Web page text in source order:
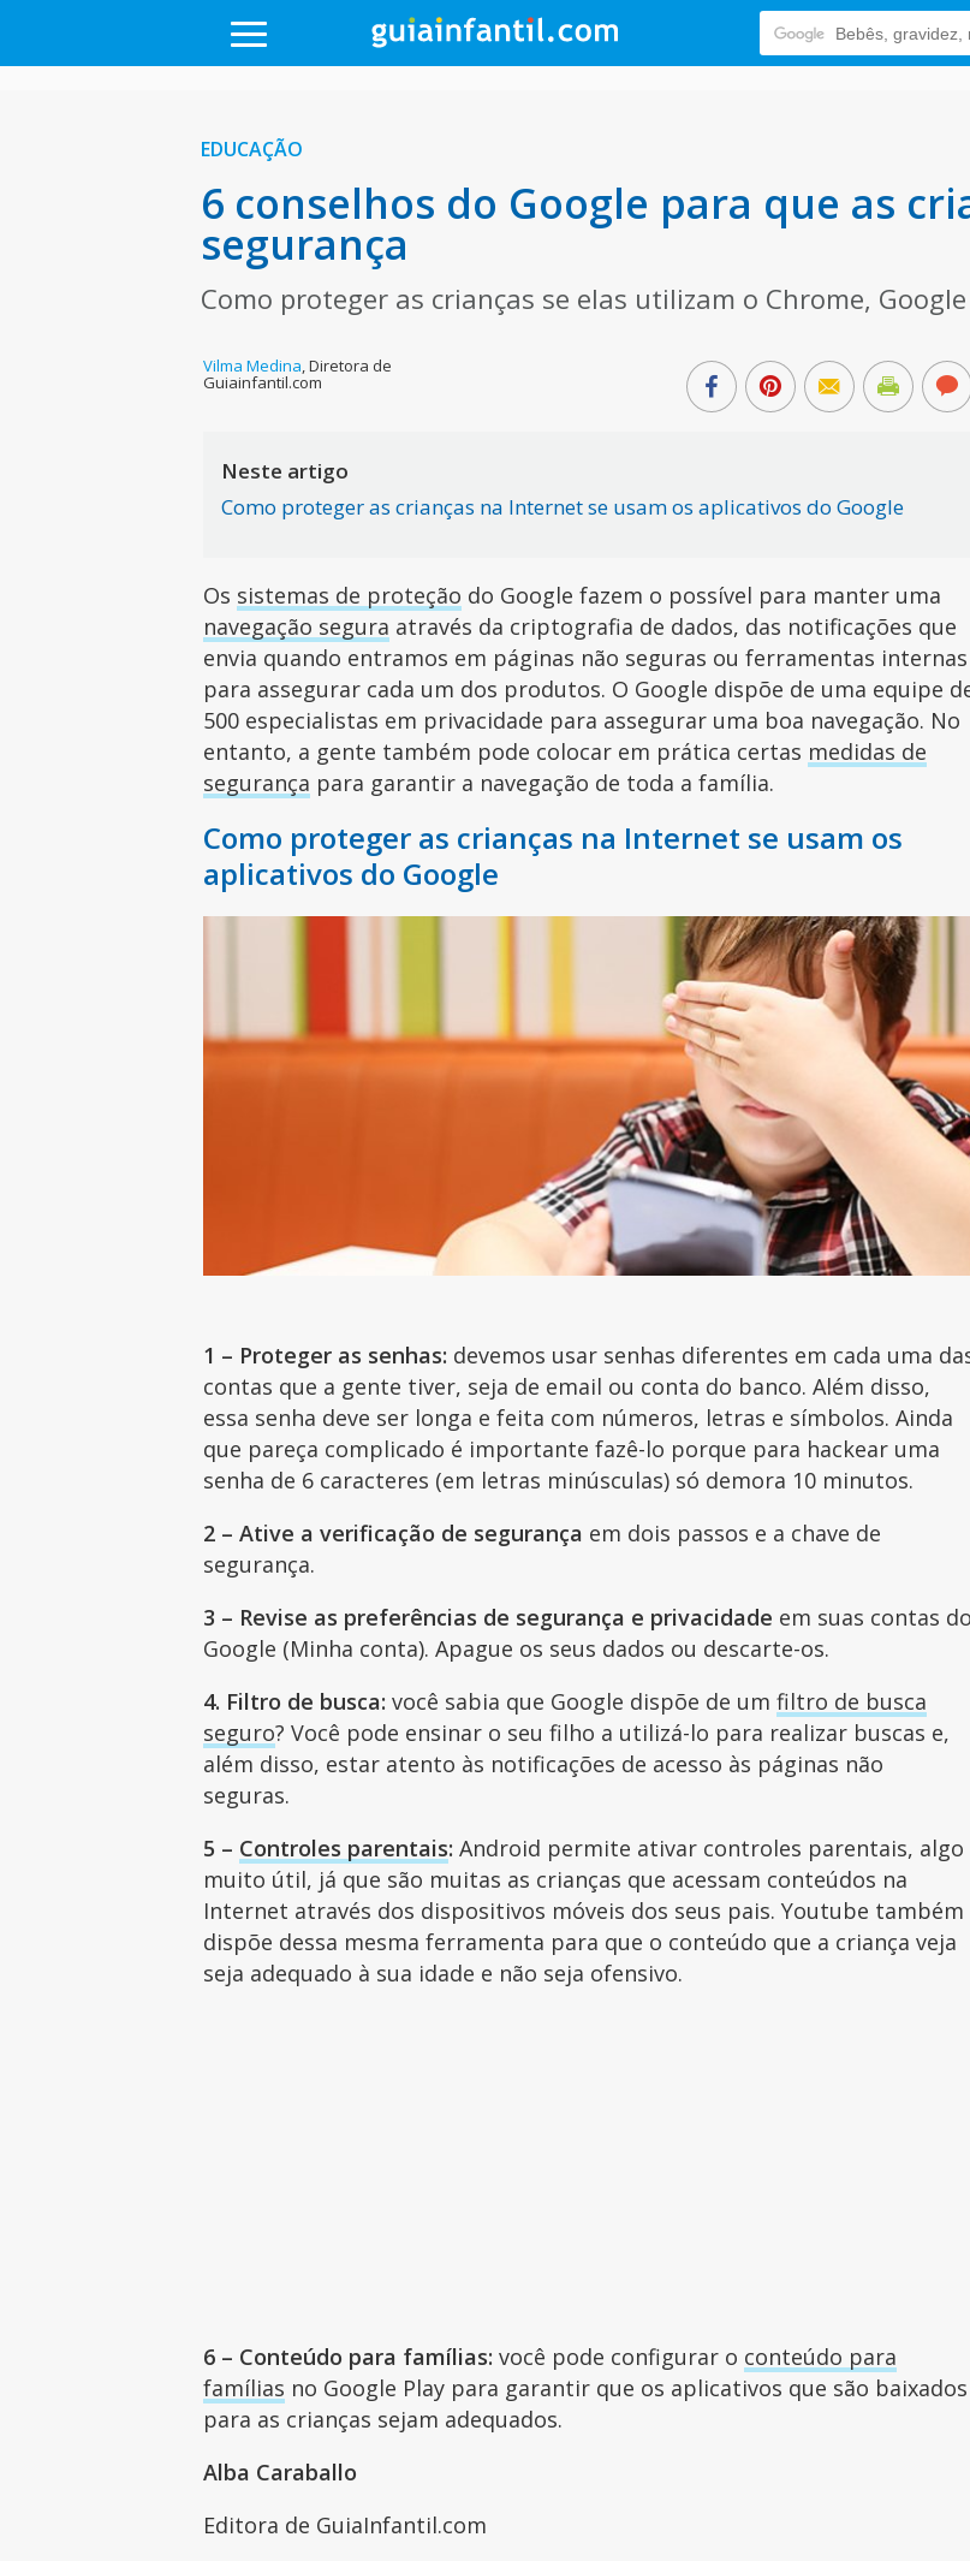
EDUCAÇÃO
6 conselhos do Google para que as
segurança
Como proteger as crianças se elas utilizam o Chrome,
Vilma Medina,Diretora de
Guiainfantil.com
Neste artigo
Como proteger as crianças na Internet se usam os aplicativos do Google
Os sistemas de proteção do Google fazem o possível para manter uma
navegação segura através da criptografia de dados, das notificações que
envia quando entramos em páginas não seguras ou ferramentas internas
para assegurar cada um dos produtos. O Google dispõe de uma equipe
500 especialistas em privacidade para assegurar uma boa navegação. No
entanto, a gente também pode colocar em prática certas medidas de
segurança para garantir a navegação de toda a família.
Como proteger as crianças na Internet se usam os
aplicativos do Google
1 – Proteger as senhas: devemos usar senhas diferentes em cada uma
contas que a gente tiver, seja de email ou conta do banco. Além disso,
essa senha deve ser longa e feita com números, letras e símbolos. Ainda
que pareça complicado é importante fazê-lo porque para hackear uma
senha de 6 caracteres (em letras minúsculas) só demora 10 minutos.
2 – Ative a verificação de segurança em dois passos e a chave de
segurança.
3 – Revise as preferências de segurança e privacidade em suas contas do
Google (Minha conta). Apague os seus dados ou descarte-os.
4. Filtro de busca: você sabia que Google dispõe de umfiltro de busca
seguro? Você pode ensinar o seu filho a utilizá-lo para realizar buscas e,
além disso, estar atento às notificações de acesso às páginas não
seguras.
5 – Controles parentais: Android permite ativar controles parentais, algo
muito útil, já que são muitas as crianças que acessam conteúdos na
Internet através dos dispositivos móveis dos seus pais. Youtube também
dispõe dessa mesma ferramenta para que o conteúdo que a criança veja
seja adequado à sua idade e não seja ofensivo.
6 – Conteúdo para famílias: você pode configurar o conteúdo para
famílias no Google Play para garantir que os aplicativos que são baixados
para as crianças sejam adequados.
Alba Caraballo
Editora de GuiaInfantil.com